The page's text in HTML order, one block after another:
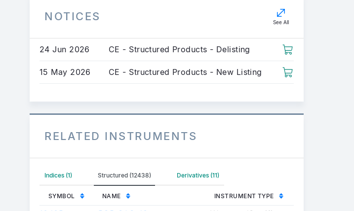
NOTICES See All
24 Jun 2026 CE - Structured Products - Delisting
15 May 2026 CE - Structured Products - New Listing
RELATED INSTRUMENTS
Indices (1) Structured (12438) Derivatives (11)
SYMBOL NAME INSTRUMENT TYPE